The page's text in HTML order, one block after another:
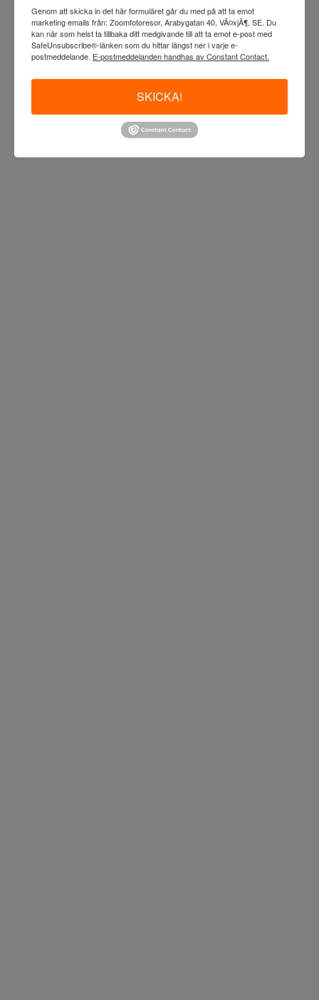
Genom att skicka in det här formuläret går du med på att ta emot
marketing emails från: Zoomfotoresor, Arabygatan 40, VÃ¤xjÃ¶, SE. Du
kan när som helst ta tillbaka ditt medgivande till att ta emot e-post med
SafeUnsubscribe®-länken som du hittar längst ner i varje e-
postmeddelande. E-postmeddelanden handhas av Constant Contact.
SKICKA!